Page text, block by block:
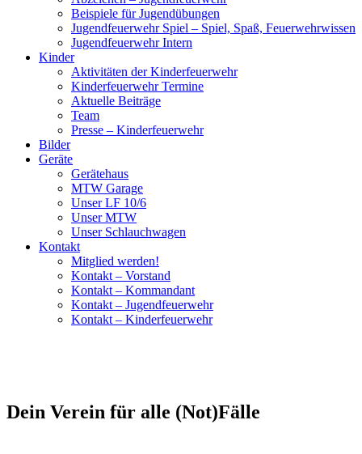
Beispiele für Jugendübungen
Jugendfeuerwehr Spiel – Spiel, Spaß, Feuerwehrwissen
Jugendfeuerwehr Intern
Kinder
Aktivitäten der Kinderfeuerwehr
Kinderfeuerwehr Termine
Aktuelle Beiträge
Team
Presse – Kinderfeuerwehr
Bilder
Geräte
Gerätehaus
MTW Garage
Unser LF 10/6
Unser MTW
Unser Schlauchwagen
Kontakt
Mitglied werden!
Kontakt – Vorstand
Kontakt – Kommandant
Kontakt – Jugendfeuerwehr
Kontakt – Kinderfeuerwehr
Dein Verein für alle (Not)Fälle